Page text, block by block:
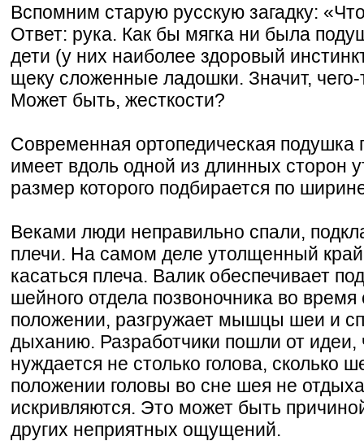
Вспомним старую русскую загадку:
Ответ: рука. Как бы мягка ни была
дети (у них наиболее здоровый
щеку сложенные ладошки. Значит,
Может быть, жесткости?
Современная ортопедическая
имеет вдоль одной из длинных сторон
размер которого подбирается по
Веками люди неправильно спали,
плечи. На самом деле утолщенный
касаться плеча. Валик обеспечивает
шейного отдела позвоночника во
положении, разгружает мышцы шеи и
дыханию. Разработчики пошли от идеи,
нуждается не столько голова, сколько
положении головы во сне шея не
искривляются. Это может быть
других неприятных ощущений.